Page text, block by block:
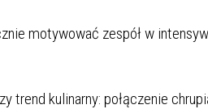
motywować zespół w
trend kulinarny: połączenie